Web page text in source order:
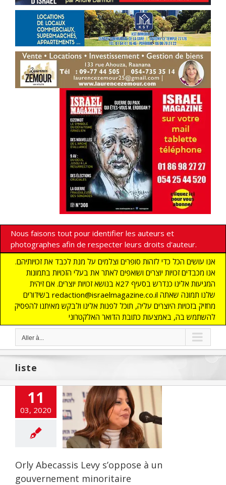
Nous faisons tout pour identifier les auteurs et
photographes afin de respecter leurs droits d'auteur.
אנו עושים הכל כדי לזהות סופרים וצלמים על מנת לכבד את זכויותיהם.
אנו מכבדים זכויות יוצרים ושואפים לאתר את בעלי הזכויות בתמונות
המגיעות אלינו כנדרש בסעיף 27א בנושא זכויות יוצרים. אם זיהית
בשידורים redaction@israelmagazine.co.il שלנו תמונה שאתה
מחזיק בזכויות היוצרים עליה, תוכל לפנות אלינו ולבקש מאיתנו להפסיק
להשתמש בה, באמצעות כתובת הדואר האלקטרוני
Aller à...
liste
11
03, 2020
Levy
A LA UNE
Orly Abecassis Levy s’oppose à un
gouvernement minoritaire